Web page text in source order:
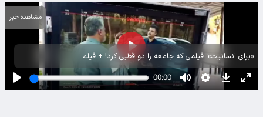
«برای انسانیت»؛ فیلمی که جامعه را دو قطبی کرد! + فیلم
مشاهده خبر